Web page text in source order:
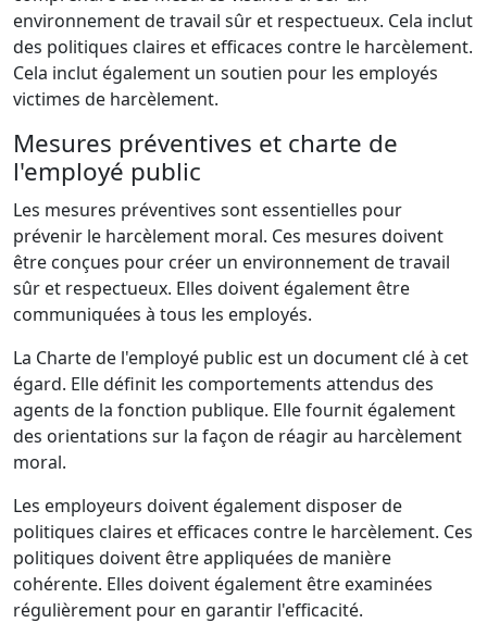
environnement de travail sûr et respectueux. Cela inclut
des politiques claires et efficaces contre le harcèlement.
Cela inclut également un soutien pour les employés
victimes de harcèlement.
Mesures préventives et charte de
l'employé public
Les mesures préventives sont essentielles pour
prévenir le harcèlement moral. Ces mesures doivent
être conçues pour créer un environnement de travail
sûr et respectueux. Elles doivent également être
communiquées à tous les employés.
La Charte de l'employé public est un document clé à cet
égard. Elle définit les comportements attendus des
agents de la fonction publique. Elle fournit également
des orientations sur la façon de réagir au harcèlement
moral.
Les employeurs doivent également disposer de
politiques claires et efficaces contre le harcèlement. Ces
politiques doivent être appliquées de manière
cohérente. Elles doivent également être examinées
régulièrement pour en garantir l'efficacité.